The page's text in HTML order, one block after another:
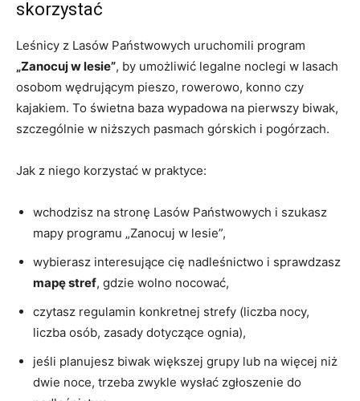
skorzystać
Leśnicy z Lasów Państwowych uruchomili program
„Zanocuj w lesie”, by umożliwić legalne noclegi w lasach
osobom wędrującym pieszo, rowerowo, konno czy
kajakiem. To świetna baza wypadowa na pierwszy biwak,
szczególnie w niższych pasmach górskich i pogórzach.
Jak z niego korzystać w praktyce:
wchodzisz na stronę Lasów Państwowych i szukasz
mapy programu „Zanocuj w lesie”,
wybierasz interesujące cię nadleśnictwo i sprawdzasz
mapę stref, gdzie wolno nocować,
czytasz regulamin konkretnej strefy (liczba nocy,
liczba osób, zasady dotyczące ognia),
jeśli planujesz biwak większej grupy lub na więcej niż
dwie noce, trzeba zwykle wysłać zgłoszenie do